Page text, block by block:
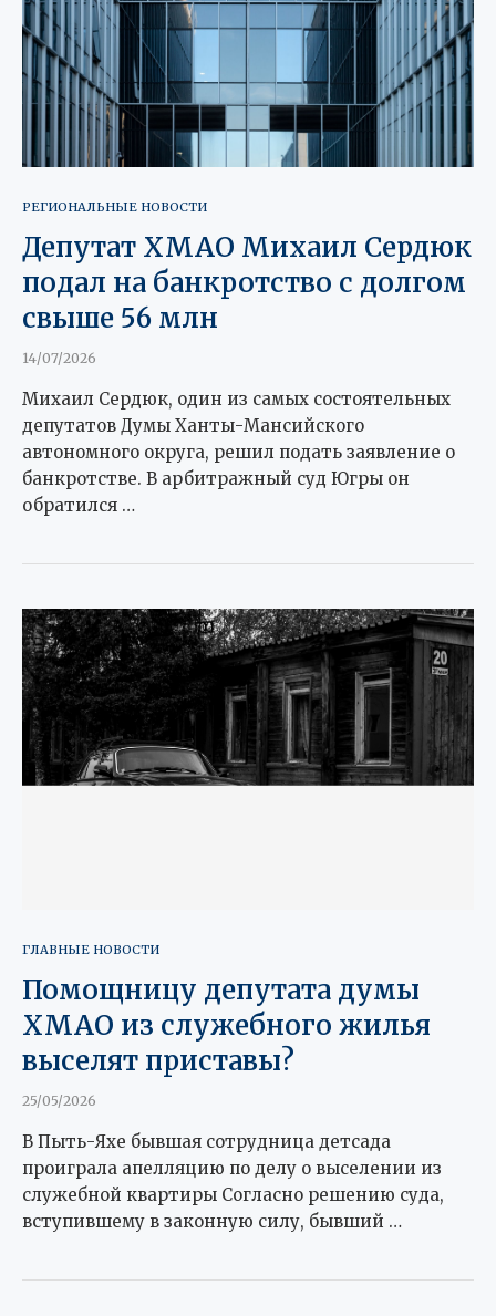
РЕГИОНАЛЬНЫЕ НОВОСТИ
Депутат ХМАО Михаил Сердюк
подал на банкротство с долгом
свыше 56 млн
14/07/2026
Михаил Сердюк, один из самых состоятельных
депутатов Думы Ханты-Мансийского
автономного округа, решил подать заявление о
банкротстве. В арбитражный суд Югры он
обратился …
ГЛАВНЫЕ НОВОСТИ
Помощницу депутата думы
ХМАО из служебного жилья
выселят приставы?
25/05/2026
В Пыть-Яхе бывшая сотрудница детсада
проиграла апелляцию по делу о выселении из
служебной квартиры Согласно решению суда,
вступившему в законную силу, бывший …